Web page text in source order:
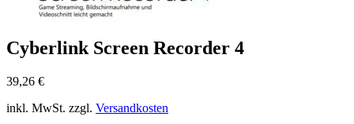
Cyberlink Screen Recorder 4
39,26 €
inkl. MwSt. zzgl. Versandkosten